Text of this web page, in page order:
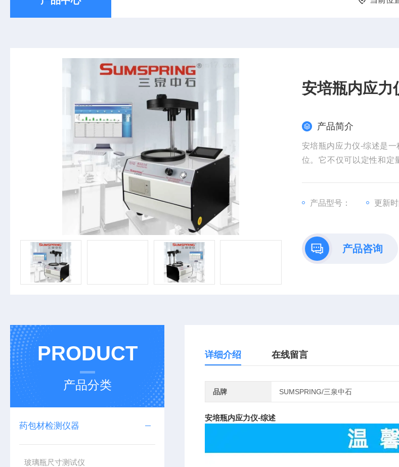
安培瓶内应力
产品简介
安培瓶内应力仪-综述是
位。它不仅可以定性和定
产品型号：
更新
产品咨询
PRODUCT
产品分类
药包材检测仪器
玻璃瓶尺寸测试仪
详细介绍 在线留言
品牌 SUMSPRING/三泉中石
安培瓶内应力仪-综述